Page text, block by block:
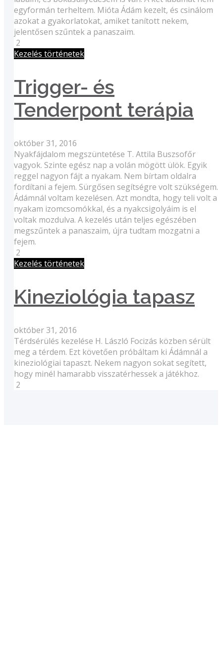
egyformán terheltem. Mióta Ádám kezelt, és csinálom
azokat a gyakorlatokat, amiket tanított nekem,
jelentősen szűntek a panaszaim.
2
Kezelés történetek
Trigger- és
Tenderpont terápia
október 31, 2016
Nyakfájdalom megszüntetése T. Attila Buszsofőr
vagyok. Szinte egész nap a volán mögött ülök. Egyik
reggel nagyon fájt a nyakam. Nem bírtam oldalra
fordítani a fejem. Sürgősen segítségre volt szükségem.
Ádámnál voltam kezelésen. Azt mondta, hogy teli volt a
nyakam izomcsomókkal, és a nyakcsigolyáim is el
voltak mozdulva. A kezelés után teljes egészében
megszűntek a panaszaim, újra tudtam mozgatni a
fejem.
2
Kezelés történetek
Kineziológia tapasz
október 31, 2016
Térdsérülés kezelése H. László Focizás közben sérült
meg a térdem. Ezt követően próbáltam ki Ádámnál a
kineziológiai tapaszt. Nekem nagyon sokat segített,
hogy minél hamarabb visszatérhessek a játékhoz.
2